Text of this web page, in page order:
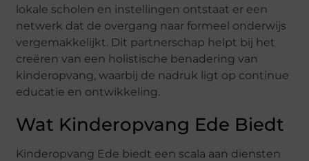
lokale scholen en instellingen ontstaat er een
netwerk dat de overgang naar formeel onderwijs
vergemakkelijkt. Dit partnerschap helpt bij het
creëren van een holistische benadering van
kinderopvang, waarbij de nadruk ligt op continue
educatie en ontwikkeling.
Wat Kinderopvang Ede Biedt
Kinderopvang Ede biedt een scala aan diensten